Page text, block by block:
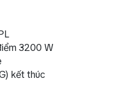
3200 W
kết thúc